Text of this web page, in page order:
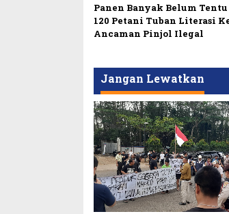
Panen Banyak Belum
120 Petani Tuban Literasi
Ancaman Pinjol Ilegal
Jangan Lewatkan